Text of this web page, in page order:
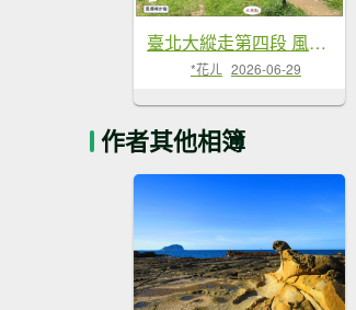
臺北大縱走第四段 風櫃嘴至捷運大湖公園站
*花ㄦ 2026-06-29
作者其他相簿